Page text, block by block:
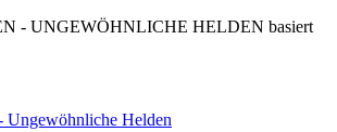
- UNGEWÖHNLICHE HELDEN basiert